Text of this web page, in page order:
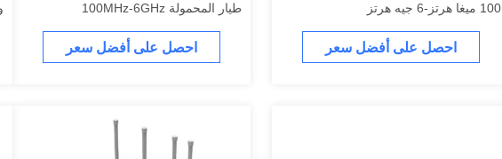
100 ميغا هرتز-6 جيه هرتز
احصل على أفضل سعر
طيار المحمولة 100MHz-6GHz
احصل على أفضل سعر